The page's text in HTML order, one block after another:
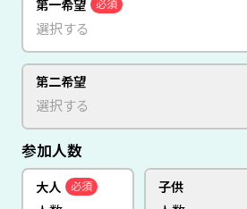
第一希望 必須
第二希望
参加人数
大人 必須 子供